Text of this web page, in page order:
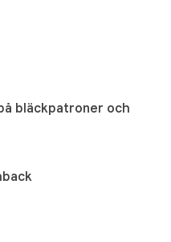
bläckpatroner och